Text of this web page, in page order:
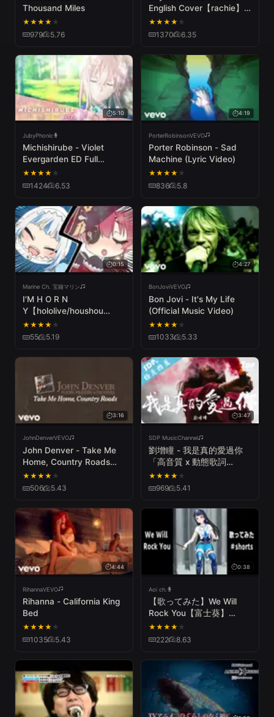
Thousand Miles
★★★★ ★
979 5.76
English Cover【rachie】
夜明けと蛍
★★★★ ★
1370 6.35
5:10
JubyPhonic
Michishirube - Violet
Evergarden ED Full
(English Cover)
【JubyPhonic】みちしる
★★★★ ★
1424 6.53
4:19
PorterRobinsonVEVO
Porter Robinson - Sad
Machine (Lyric Video)
★★★★ ★
836 5.8
0:15
Marine Ch. 宝鐘マリン
I'M H O R N
Y【hololive/houshou
marine & Gawr Gura】
★★★★ ★
55 5.19
4:27
BonJoviVEVO
Bon Jovi - It's My Life
(Official Music Video)
★★★★ ★
1033 5.33
3:16
JohnDenverVEVO
John Denver - Take Me
Home, Country Roads
(Official Audio)
★★★★ ★
506 5.43
3:47
SDP MusicChannel
劉增瞳 - 我是真的愛過你
「高音質 x 動態歌詞
Lyrics」♪ SDPMusic ♪
★★★★ ★
969 5.41
4:44
RihannaVEVO
Rihanna - California King
Bed
★★★★ ★
1035 5.43
0:38
Aoi ch.
【歌ってみた】We Will
Rock You【富士葵】
#Shorts
★★★★ ★
222 8.63